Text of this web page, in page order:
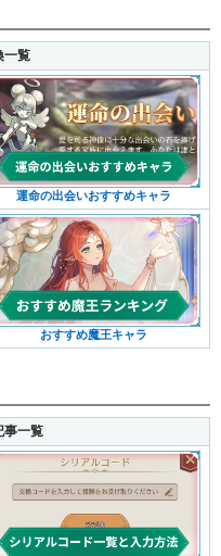
一覧
運命の出会いおすすめキャラ
おすすめ魔王キャラ
事一覧